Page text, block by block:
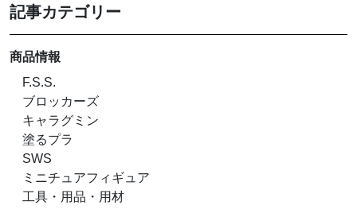
記事カテゴリー
商品情報
F.S.S.
ブロッカーズ
キャラグミン
塗るプラ
SWS
ミニチュアフィギュア
工具・用品・用材